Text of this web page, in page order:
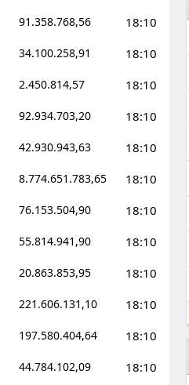
91.358.768,56 18:10
34.100.258,91 18:10
2.450.814,57 18:10
92.934.703,20 18:10
42.930.943,63 18:10
8.774.651.783,65 18:10
76.153.504,90 18:10
55.814.941,90 18:10
20.863.853,95 18:10
221.606.131,10 18:10
197.580.404,64 18:10
44.784.102,09 18:10